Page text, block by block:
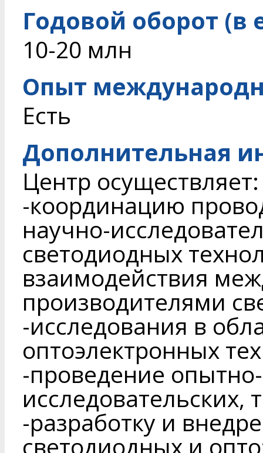
Годовой оборот (в
10-20 млн
Опыт
Есть
Дополнительная
Центр осуществляет:
-координацию
научно-
светодиодных
взаимодействия
производителями
-исследования в
оптоэлектронных
-проведение
исследовательских,
-разработку и
светодиодных и